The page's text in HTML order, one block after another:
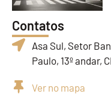
Contatos
Asa Sul, Setor
Paulo, 13º andar,
Ver no mapa